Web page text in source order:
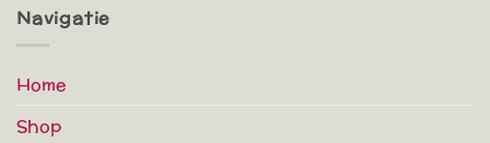
Navigatie
Home
Shop